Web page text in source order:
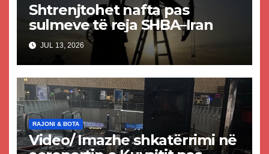
Shtrenjtohet nafta pas
sulmeve të reja SHBA–Iran
JUL 13, 2026
RAJONI & BOTA
Video/ Imazhe shkatërrimi në